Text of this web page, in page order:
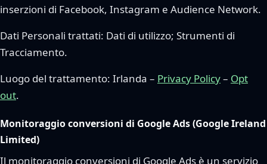
inserzioni di Facebook, Instagram e Audience Network.
Dati Personali trattati: Dati di utilizzo; Strumenti di
Tracciamento.
Luogo del trattamento: Irlanda – Privacy Policy– Opt
out.
Monitoraggio conversioni di Google Ads (Google Ireland
Limited)
Il monitoraggio conversioni di Google Ads è un servizio